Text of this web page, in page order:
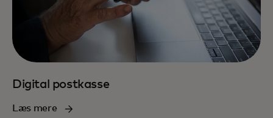
Digital postkasse
Læs mere